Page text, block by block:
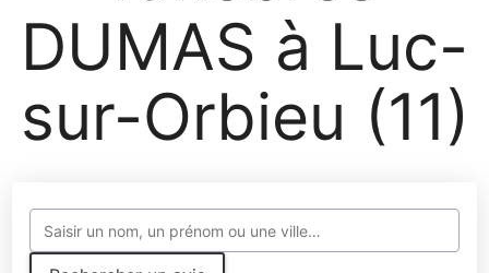
DUMAS à Luc-
sur-Orbieu (11)